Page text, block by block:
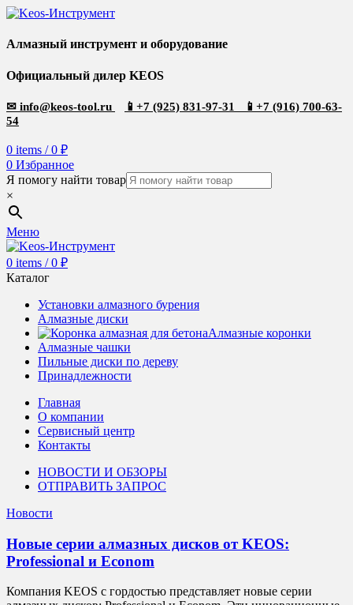
Алмазный инструмент и оборудование
Официальный дилер KEOS
✉ info@keos-tool.ru 📱 +7 (925) 831-97-31 📱 +7 (916) 700-63-
54
0 items / 0 ₽
0 Избранное
Я помогу найти товар
×
Меню
0 items / 0 ₽
Каталог
Установки алмазного бурения
Алмазные диски
Алмазные коронки
Алмазные чашки
Пильные диски по дереву
Принадлежности
Главная
О компании
Сервисный центр
Контакты
НОВОСТИ И ОБЗОРЫ
ОТПРАВИТЬ ЗАПРОС
Новости
Новые серии алмазных дисков от KEOS:
Professional и Econom
Компания KEOS с гордостью представляет новые серии